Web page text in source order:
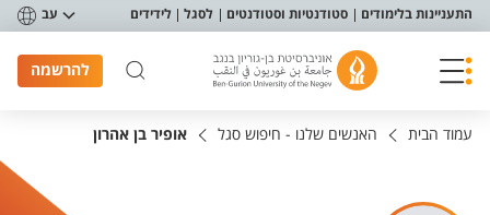
תפריט נגישות
התעניינות בלימודים סטודנטיות וסטודנטים לסגל לידידים עב
להרשמה
עמוד הבית האנשים שלנו - חיפוש סגל אופיר בן אהרון